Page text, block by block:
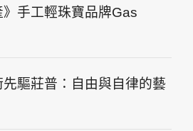
》手工輕珠寶品牌Gas
驅莊普：自由與自律的藝